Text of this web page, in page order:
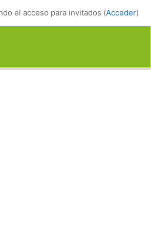
el acceso para invitados (Acceder)